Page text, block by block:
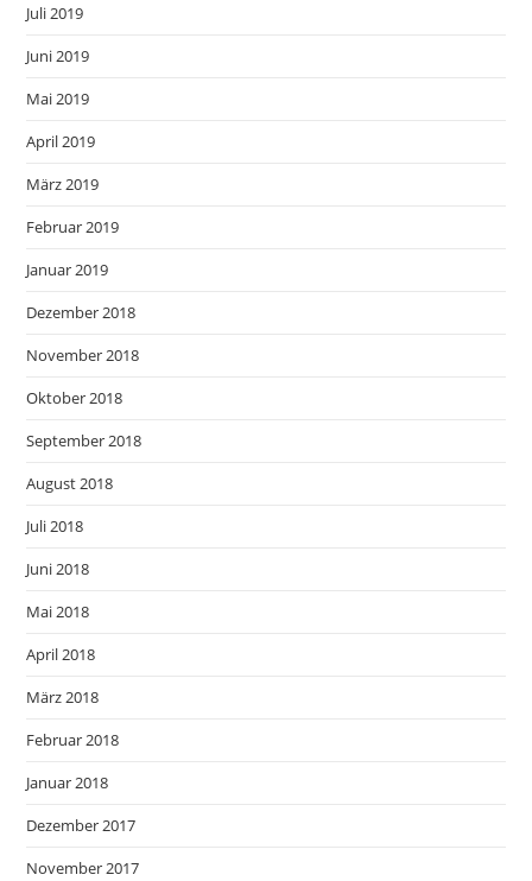
Juli 2019
Juni 2019
Mai 2019
April 2019
März 2019
Februar 2019
Januar 2019
Dezember 2018
November 2018
Oktober 2018
September 2018
August 2018
Juli 2018
Juni 2018
Mai 2018
April 2018
März 2018
Februar 2018
Januar 2018
Dezember 2017
November 2017